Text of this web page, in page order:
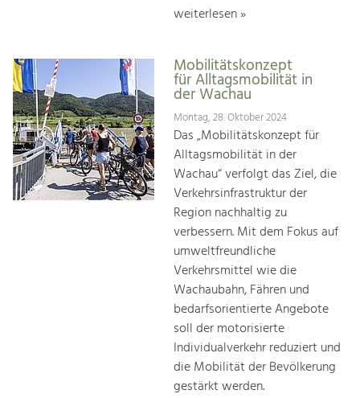
weiterlesen »
Mobilitätskonzept
für Alltagsmobilität in
der Wachau
Montag, 28. Oktober 2024
Das „Mobilitätskonzept für
Alltagsmobilität in der
Wachau“ verfolgt das Ziel, die
Verkehrsinfrastruktur der
Region nachhaltig zu
verbessern. Mit dem Fokus auf
umweltfreundliche
Verkehrsmittel wie die
Wachaubahn, Fähren und
bedarfsorientierte Angebote
soll der motorisierte
Individualverkehr reduziert und
die Mobilität der Bevölkerung
gestärkt werden.